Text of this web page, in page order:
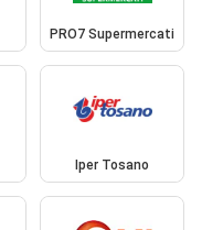
PRO7 Supermercati
Iper Tosano